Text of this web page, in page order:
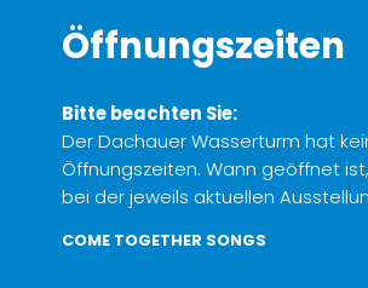
Öffnungszeiten
Bitte beachten Sie:
Der Dachauer Wasserturm hat
Öffnungszeiten. Wann geöffnet
bei der jeweils aktuellen
COME TOGETHER SONGS